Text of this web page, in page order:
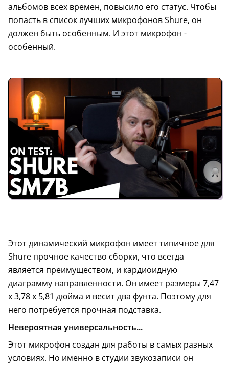
альбомов всех времен, повысило его статус. Чтобы
попасть в список лучших микрофонов Shure, он
должен быть особенным. И этот микрофон -
особенный.
Этот динамический микрофон имеет типичное для
Shure прочное качество сборки, что всегда
является преимуществом, и кардиоидную
диаграмму направленности. Он имеет размеры 7,47
х 3,78 х 5,81 дюйма и весит два фунта. Поэтому для
него потребуется прочная подставка.
Невероятная универсальность...
Этот микрофон создан для работы в самых разных
условиях. Но именно в студии звукозаписи он